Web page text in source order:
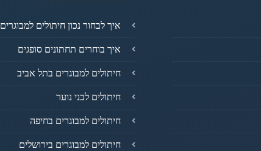
איך לבחור נכון חיתולים למבוגרים
איך בוחרים תחתונים סופגים
חיתולים למבוגרים בתל אביב
חיתולים לבני נוער
חיתולים למבוגרים בחיפה
חיתולים למבוגרים בירושלים